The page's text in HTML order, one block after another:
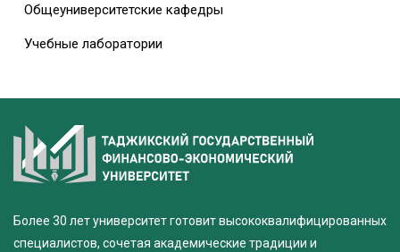
Общеуниверситетские кафедры
Учебные лаборатории
Более 30 лет университет готовит высококвалифицированных
специалистов, сочетая академические традиции и